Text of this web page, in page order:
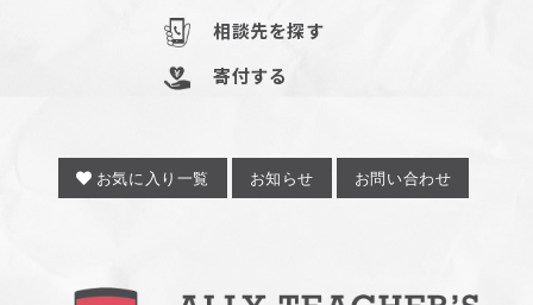
相談先を探す
寄付する
お気に入り一覧 お知らせ お問い合わせ